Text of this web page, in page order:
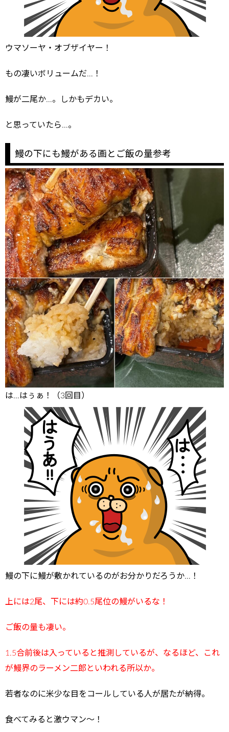
ウマソーヤ・オブザイヤー！
もの凄いボリュームだ…！
鰻が二尾か…。しかもデカい。
と思っていたら…。
鰻の下にも鰻がある画とご飯の量参考
は…はぅぁ！（3回目）
鰻の下に鰻が敷かれているのがお分かりだろうか…！
上には2尾、下には約0.5尾位の鰻がいるな！
ご飯の量も凄い。
1.5合前後は入っていると推測しているが、なるほど、これ
が鰻界のラーメン二郎といわれる所以か。
若者なのに米少な目をコールしている人が居たが納得。
食べてみると激ウマン～！